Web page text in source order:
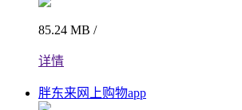
85.24 MB /
详情
胖东来网上购物app